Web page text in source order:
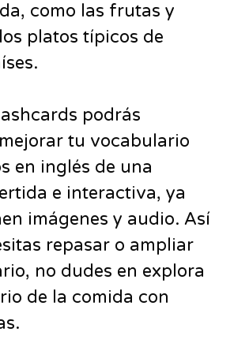
como las frutas y
platos típicos de
podrás
tu vocabulario
en inglés de una
e interactiva, ya
imágenes y audio. Así
repasar o ampliar
no dudes en explora
de la comida con